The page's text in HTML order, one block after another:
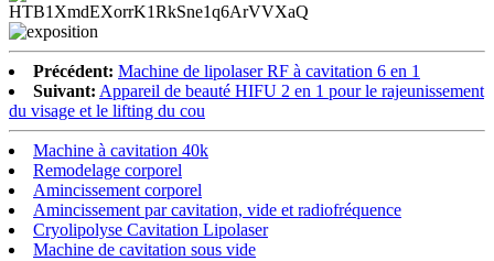
Précédent: Machine de lipolaser RF à cavitation 6 en 1
Suivant: Appareil de beauté HIFU 2 en 1 pour le rajeunissement
du visage et le lifting du cou
Machine à cavitation 40k
Remodelage corporel
Amincissement corporel
Amincissement par cavitation, vide et radiofréquence
Cryolipolyse Cavitation Lipolaser
Machine de cavitation sous vide